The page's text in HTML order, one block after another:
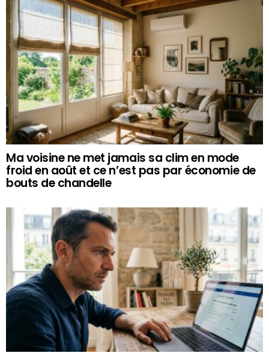
Ma voisine ne met jamais sa clim en mode
froid en août et ce n’est pas par économie de
bouts de chandelle